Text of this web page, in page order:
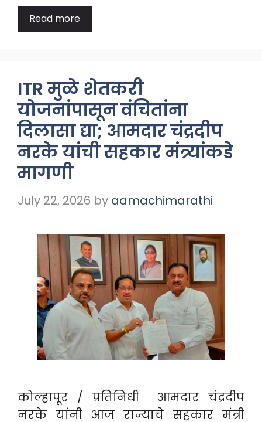
Read more
ITR मुळे शेतकरी
योजनांपासून वंचितांना
दिलासा द्या; आमदार चंद्रदीप
नरके यांची सहकार मंत्र्यांकडे
मागणी
July 22, 2026 by aamachimarathi
कोल्हापूर / प्रतिनिधी आमदार चंद्रदीप
नरके यांनी आज राज्याचे सहकार मंत्री